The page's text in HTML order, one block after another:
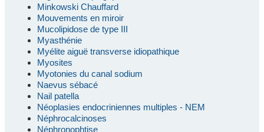
Minkowski Chauffard
Mouvements en miroir
Mucolipidose de type III
Myasthénie
Myélite aiguë transverse idiopathique
Myosites
Myotonies du canal sodium
Naevus sébacé
Nail patella
Néoplasies endocriniennes multiples - NEM
Néphrocalcinoses
Néphronophtise